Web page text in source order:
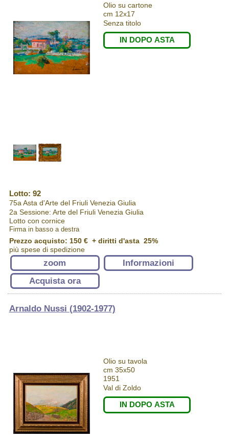
Olio su cartone
cm 12x17
Senza titolo
IN DOPO ASTA
Lotto: 92
75a Asta d'Arte del Friuli Venezia Giulia
2a Sessione: Arte del Friuli Venezia Giulia
Lotto con cornice
Firma in basso a destra
Prezzo acquisto: 150 €+ diritti d'asta 25%
più spese di spedizione
zoom
Informazioni
Acquista ora
Arnaldo Nussi (1902-1977)
Olio su tavola
cm 35x50
1951
Val di Zoldo
IN DOPO ASTA